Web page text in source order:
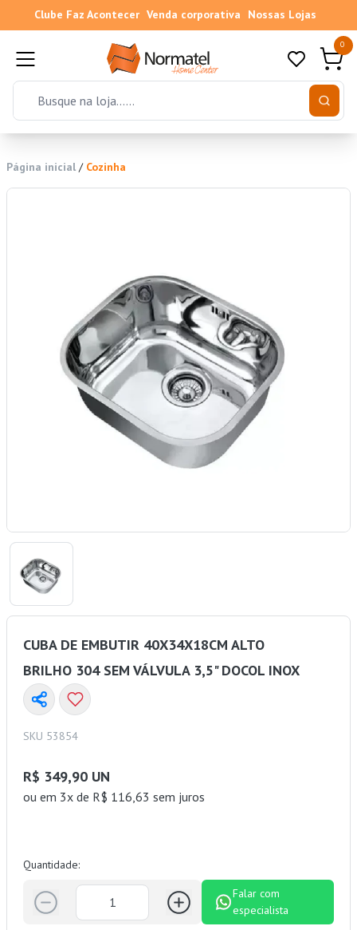
Clube Faz Acontecer Venda corporativa Nossas Lojas
0
Página inicial / Cozinha
CUBA DE EMBUTIR 40X34X18CM ALTO
BRILHO 304 SEM VÁLVULA 3,5" DOCOL INOX
SKU 53854
R$ 349,90 UN
ou em 3x de R$ 116,63 sem juros
Quantidade:
Falar com
especialista